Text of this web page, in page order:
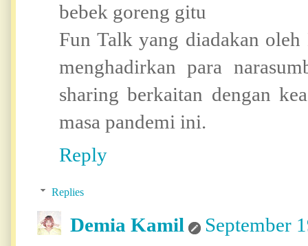
bebek goreng gitu
Fun Talk yang diadakan
menghadirkan para
sharing berkaitan dengan
masa pandemi ini.
Reply
Replies
Demia Kamil
September